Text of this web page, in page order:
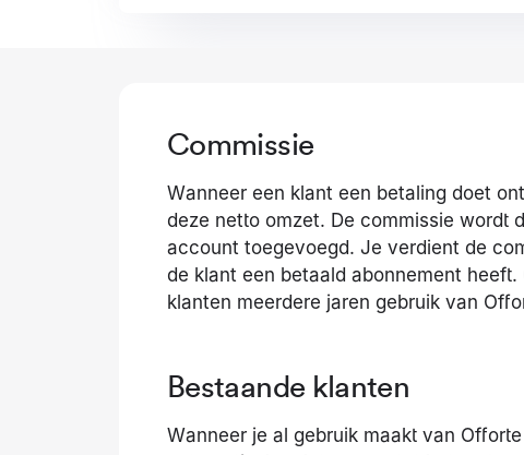
Commissie
Wanneer een klant een betaling doet
deze netto omzet. De commissie wordt
account toegevoegd. Je verdient de
de klant een betaald abonnement heeft.
klanten meerdere jaren gebruik van
Bestaande klanten
Wanneer je al gebruik maakt van